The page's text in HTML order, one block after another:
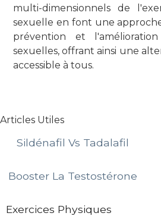
multi-dimensionnels de
sexuelle en font une
prévention et
sexuelles, offrant ainsi une
accessible à tous.
Articles Utiles
Sildénafil Vs Tadalafil
Booster La Testostérone
Exercices Physiques